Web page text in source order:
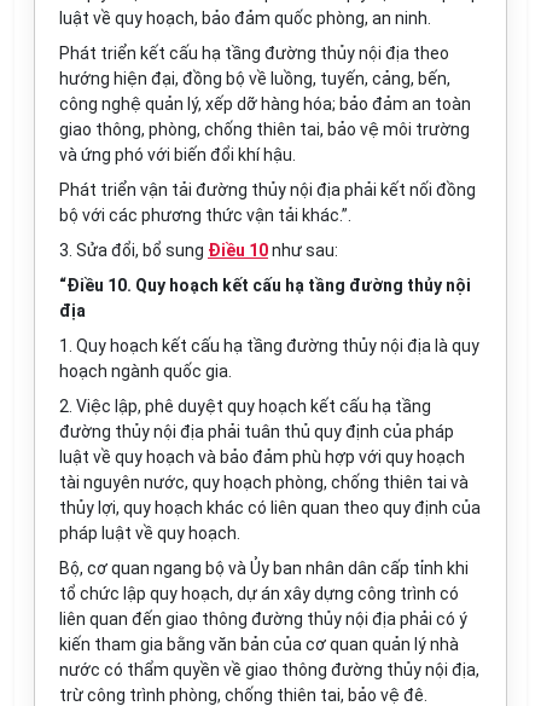
luật về quy hoạch, bảo đảm quốc phòng, an ninh.
Phát triển kết cấu hạ tầng đường thủy nội địa theo
hướng hiện đại, đồng bộ về luồng, tuyến, cảng, bến,
công nghệ quản lý, xếp dỡ hàng hóa; bảo đảm an toàn
giao thông, phòng, chống thiên tai, bảo vệ môi trường
và ứng phó với biến đổi khí hậu.
Phát triển vận tải đường thủy nội địa phải kết nối đồng
bộ với các phương thức vận tải khác.”.
3. Sửa đổi, bổ sung Điều 10như sau:
“Điều 10. Quy hoạch kết cấu hạ tầng đường thủy nội
địa
1. Quy hoạch kết cấu hạ tầng đường thủy nội địa là quy
hoạch ngành quốc gia.
2. Việc lập, phê duyệt quy hoạch kết cấu hạ tầng
đường thủy nội địa phải tuân thủ quy định của pháp
luật về quy hoạch và bảo đảm phù hợp với quy hoạch
tài nguyên nước, quy hoạch phòng, chống thiên tai và
thủy lợi, quy hoạch khác có liên quan theo quy định của
pháp luật về quy hoạch.
Bộ, cơ quan ngang bộ và Ủy ban nhân dân cấp tỉnh khi
tổ chức lập quy hoạch, dự án xây dựng công trình có
liên quan đến giao thông đường thủy nội địa phải có ý
kiến tham gia bằng văn bản của cơ quan quản lý nhà
nước có thẩm quyền về giao thông đường thủy nội địa,
trừ công trình phòng, chống thiên tai, bảo vệ đê.